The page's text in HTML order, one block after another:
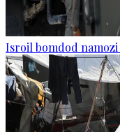
Isroil bomdod namozi